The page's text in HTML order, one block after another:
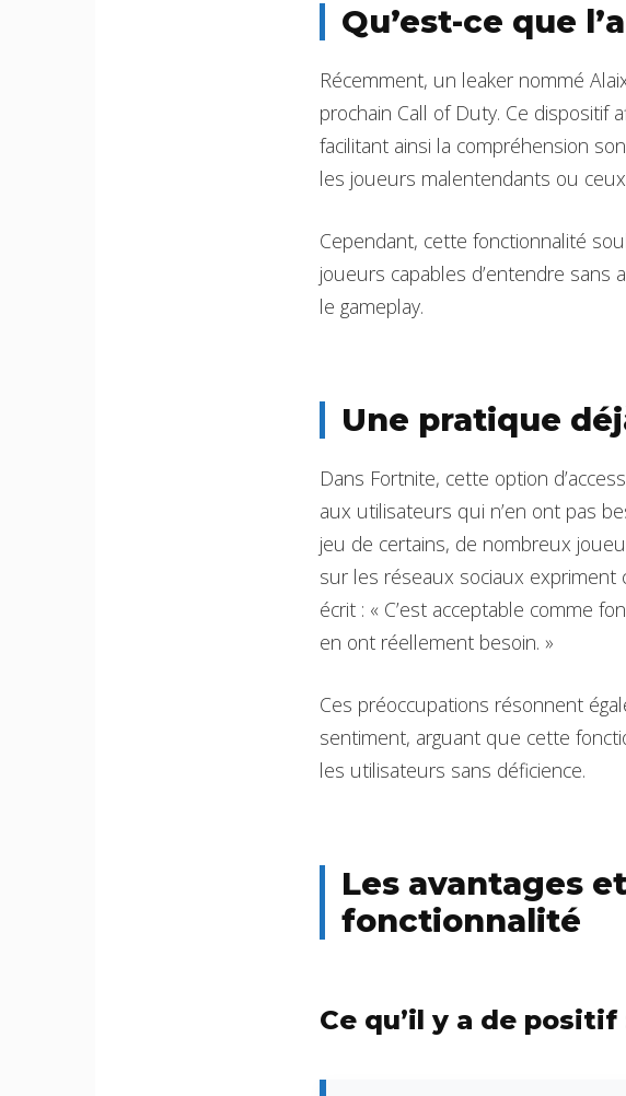
Qu’est-ce que
Récemment, un leaker nommé
prochain Call of Duty. Ce
facilitant ainsi la compréhension
les joueurs malentendants ou
Cependant, cette fonctionnalité
joueurs capables d’entendre sans
le gameplay.
Une pratique
Dans Fortnite, cette option
aux utilisateurs qui n’en ont pas
jeu de certains, de nombreux
sur les réseaux sociaux expriment
écrit : « C’est acceptable comme
en ont réellement besoin. »
Ces préoccupations résonnent
sentiment, arguant que cette
les utilisateurs sans déficience.
Les avantages
fonctionnalité
Ce qu’il y a de positif